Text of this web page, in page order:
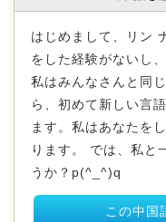
はじめまして、リン
をした経験がないし
私はみんなさんと同
ら、初めて新しい言
ます。私はあなたを
ります。 では、私と
うか？p(^_^)q
この中国